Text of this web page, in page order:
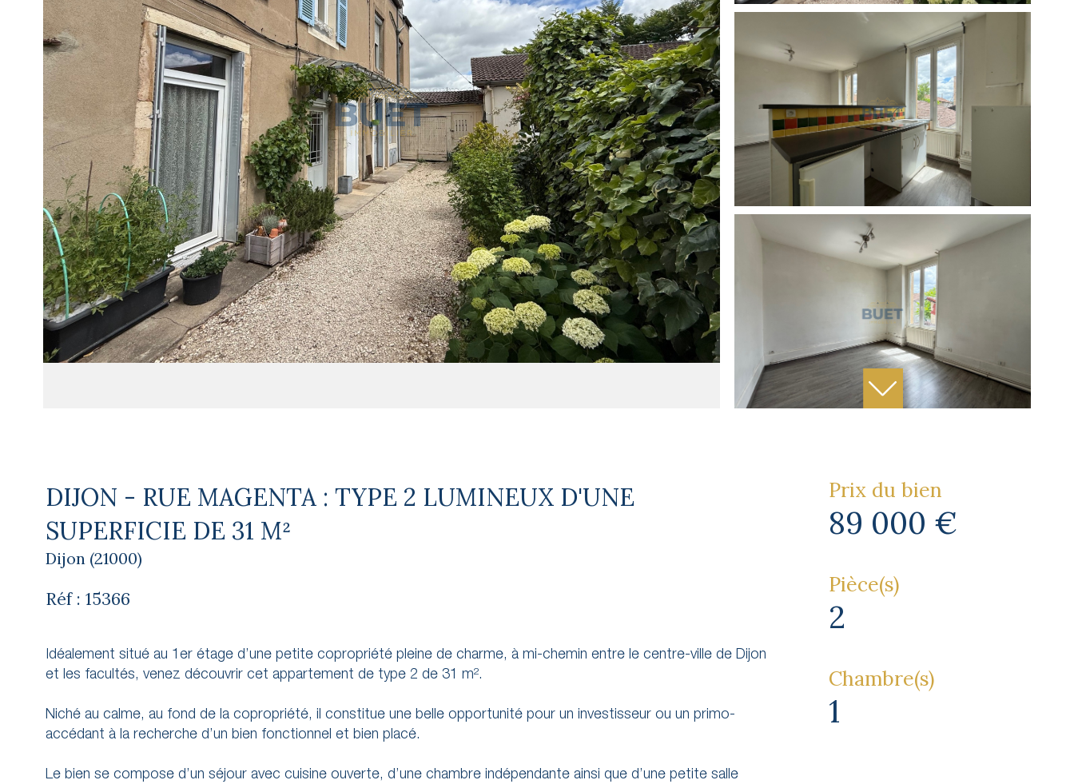
DIJON - RUE MAGENTA : TYPE 2 LUMINEUX D'UNE
SUPERFICIE DE 31 M²
Dijon (21000)
Réf : 15366
Idéalement situé au 1er étage d’une petite copropriété pleine de charme, à mi-chemin entre le centre-ville de Dijon
et les facultés, venez découvrir cet appartement de type 2 de 31 m².
Niché au calme, au fond de la copropriété, il constitue une belle opportunité pour un investisseur ou un primo-
accédant à la recherche d’un bien fonctionnel et bien placé.
Le bien se compose d’un séjour avec cuisine ouverte, d’une chambre indépendante ainsi que d’une petite salle
Prix du bien
89 000 €
Pièce(s)
2
Chambre(s)
1